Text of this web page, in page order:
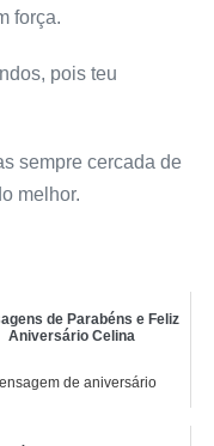
força.
pois teu
sempre cercada de
melhor.
de Parabéns e Feliz
Aniversário Celina
de aniversário